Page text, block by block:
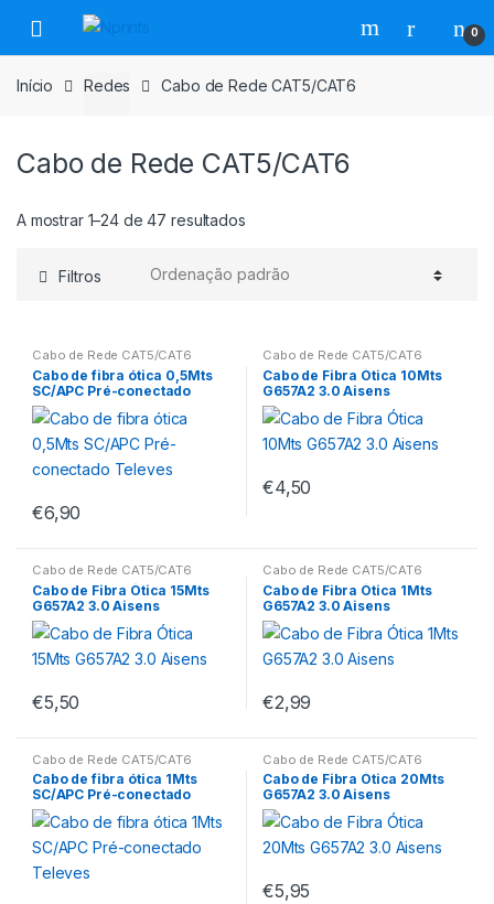
para
navegação
para
o
conteúdo
0
Início Redes Cabo de Rede CAT5/CAT6
Cabo de Rede CAT5/CAT6
A mostrar 1–24 de 47 resultados
Filtros
Cabo de Rede CAT5/CAT6
Cabo de fibra ótica 0,5Mts
SC/APC Pré-conectado
Televes
€6,90
Cabo de Rede CAT5/CAT6
Cabo de Fibra Ótica 10Mts
G657A2 3.0 Aisens
€4,50
Cabo de Rede CAT5/CAT6
Cabo de Fibra Ótica 15Mts
G657A2 3.0 Aisens
€5,50
Cabo de Rede CAT5/CAT6
Cabo de Fibra Ótica 1Mts
G657A2 3.0 Aisens
€2,99
Cabo de Rede CAT5/CAT6
Cabo de fibra ótica 1Mts
SC/APC Pré-conectado
Televes
Cabo de Rede CAT5/CAT6
Cabo de Fibra Ótica 20Mts
G657A2 3.0 Aisens
€5,95